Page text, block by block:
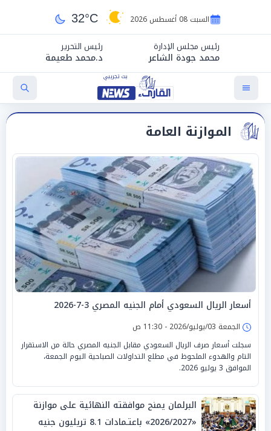
السبت 08 أغسطس 2026 32°C
رئيس مجلس الإدارة
محمد جودة الشاعر
رئيس التحرير
د.محمد طعيمة
الموازنة العامة
أسعار الريال السعودي أمام الجنيه المصري 3-7-2026
الجمعة 03/يوليو/2026 - 11:30 ص
سجلت أسعار صرف الريال السعودي مقابل الجنيه المصري حالة من الاستقرار
التام والهدوء الملحوظ في مطلع التداولات الصباحية اليوم الجمعة،
الموافق 3 يوليو 2026.
البرلمان يمنح موافقته النهائية على موازنة
«2026/2027» باعتـمادات 8.1 تريليون جنيه